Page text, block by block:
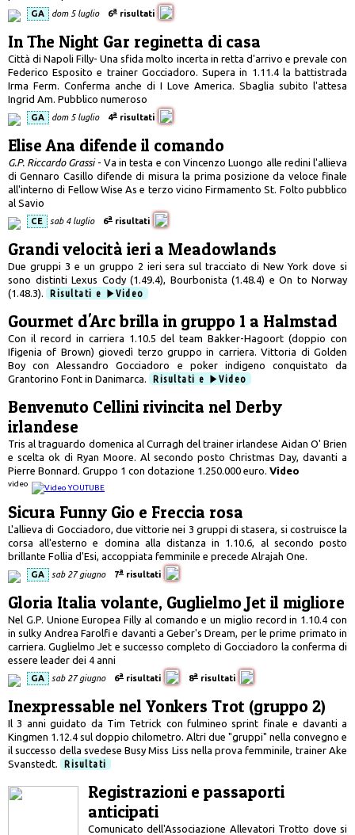
GA dom 5 luglio 6a risultati
In The Night Gar reginetta di casa
Città di Napoli Filly- Una sfida molto incerta in retta d'arrivo e prevale con
Federico Esposito e trainer Gocciadoro. Supera in 1.11.4 la battistrada
Irma Ferm. Conferma anche di I Love America. Sbaglia subito l'attesa
Ingrid Am. Pubblico numeroso
GA dom 5 luglio 4a risultati
Elise Ana difende il comando
G.P. Riccardo Grassi- Va in testa e con Vincenzo Luongo alle redini l'allieva
di Gennaro Casillo difende di misura la prima posizione da veloce finale
all'interno di Fellow Wise As e terzo vicino Firmamento St. Folto pubblico
al Savio
CE sab 4 luglio 6a risultati
Grandi velocità ieri a Meadowlands
Due gruppi 3 e un gruppo 2 ieri sera sul tracciato di New York dove si
sono distinti Lexus Cody (1.49.4), Bourbonista (1.48.4) e On to Norway
(1.48.3).
Risultati e Video
Gourmet d'Arc brilla in gruppo 1 a Halmstad
Con il record in carriera 1.10.5 del team Bakker-Hagoort (doppio con
Ifigenia of Brown) giovedì terzo gruppo in carriera. Vittoria di Golden
Boy con Alessandro Gocciadoro e poker indigeno conquistato da
Grantorino Font in Danimarca.
Risultati e Video
Benvenuto Cellini rivincita nel Derby
irlandese
Tris al traguardo domenica al Curragh del trainer irlandese Aidan O' Brien
e scelta ok di Ryan Moore. Al secondo posto Christmas Day, davanti a
Pierre Bonnard. Gruppo 1 con dotazione 1.250.000 euro. Video
video
Sicura Funny Gio e Freccia rosa
L'allieva di Gocciadoro, due vittorie nei 3 gruppi di stasera, si costruisce la
corsa all'esterno e domina alla distanza in 1.10.6, al secondo posto
brillante Follia d'Esi, accoppiata femminile e precede Alrajah One.
GA sab 27 giugno 7a risultati
Gloria Italia volante, Guglielmo Jet il migliore
Nel G.P. Unione Europea Filly al comando e un miglio record in 1.10.4 con
in sulky Andrea Farolfi e davanti a Geber's Dream, per le prime primato in
carriera. Guglielmo Jet e successo completo di Gocciadoro la conferma di
essere leader dei 4 anni
GA sab 27 giugno 6a risultati 8a risultati
Inexpressable nel Yonkers Trot (gruppo 2)
Il 3 anni guidato da Tim Tetrick con fulmineo sprint finale e davanti a
Kingmen 1.12.4 sul doppio chilometro. Altri due "gruppi" nella convegno e
il successo della svedese Busy Miss Liss nella prova femminile, trainer Ake
Svanstedt.
Risultati
Registrazioni e passaporti
anticipati
Comunicato dell'Associazione Allevatori Trotto dove si